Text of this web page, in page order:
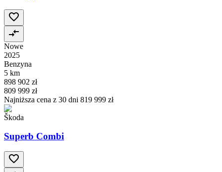
Nowe
2025
Benzyna
5 km
898 902 zł
809 999 zł
Najniższa cena z 30 dni 819 999 zł
Škoda
Superb Combi